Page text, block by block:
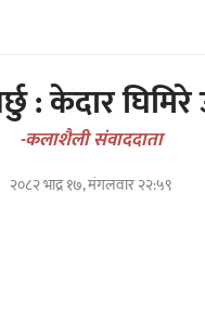
: केदार घिमिरे
-कलाशैली संवाददाता
२०८२ भाद्र १७, मंगलवार २२:५९